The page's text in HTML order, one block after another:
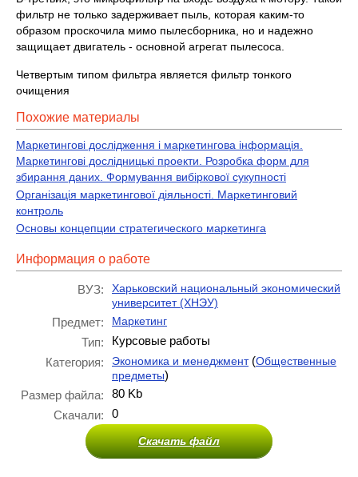
фильтр не только задерживает пыль, которая каким-то
образом проскочила мимо пылесборника, но и надежно
защищает двигатель - основной агрегат пылесоса.
Четвертым типом фильтра является фильтр тонкого
очищения
Похожие материалы
Маркетингові дослідження і маркетингова інформація.
Маркетингові дослідницькі проекти. Розробка форм для
збирання даних. Формування вибіркової сукупності
Організація маркетингової діяльності. Маркетинговий
контроль
Основы концепции стратегического маркетинга
Информация о работе
ВУЗ:
Харьковский национальный экономический
университет (ХНЭУ)
Предмет: Маркетинг
Тип:
Курсовые работы
Категория:
Экономика и менеджмент(Общественные
предметы)
Размер файла:
80 Kb
Скачали:
0
Скачать файл